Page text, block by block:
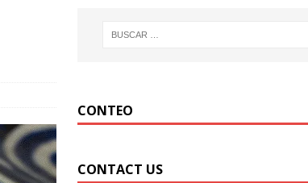
CONTEO
CONTACT US